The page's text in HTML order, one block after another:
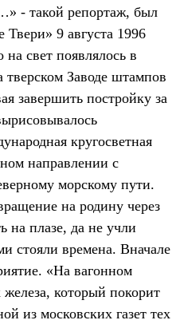
- такой репортаж, был
Твери» 9 августа 1996
свет появлялось в
Заводе штампов
завершить постройку за
кругосветная
направлении с
морскому пути.
на родину через
на плазе, да не учли
стояли времена. Вначале
«На вагонном
железа, который покорит
из московских газет тех